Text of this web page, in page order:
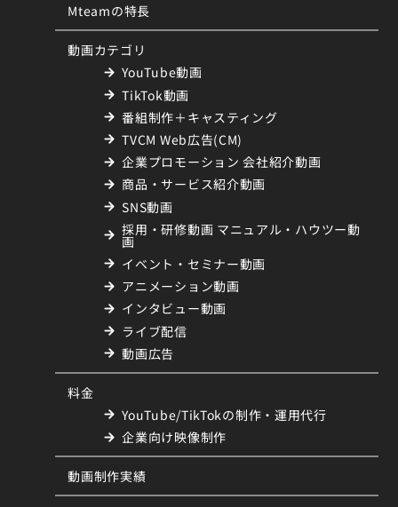
Mteamの特長
動画カテゴリ
YouTube動画
TikTok動画
番組制作＋キャスティング
TVCM Web広告(CM)
企業プロモーション 会社紹介動画
商品・サービス紹介動画
SNS動画
採用・研修動画 マニュアル・ハウツー動
画
イベント・セミナー動画
アニメーション動画
インタビュー動画
ライブ配信
動画広告
料金
YouTube/TikTokの制作・運用代行
企業向け映像制作
動画制作実績